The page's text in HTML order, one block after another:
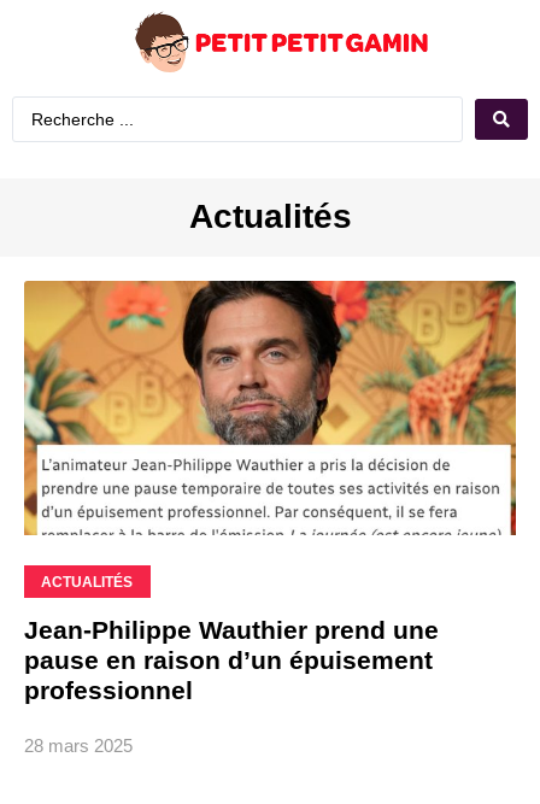
Actualités
ACTUALITÉS
Jean-Philippe Wauthier prend une
pause en raison d’un épuisement
professionnel
28 mars 2025